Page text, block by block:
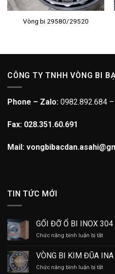
Vòng bi 29580/29520
CÔNG TY TNHH VÒNG BI
Phone – Zalo: 0982.892.684
Fax: 028.351.60.691
Mail:
TIN TỨC MỚI
GỐI ĐỠ Ổ BI INOX 304
Chức năng bình luận bị tắtở
ĐỠ
Ổ
BI
VÒNG BI KIM ĐŨA INA
Chức năng bình luận bị tắtở